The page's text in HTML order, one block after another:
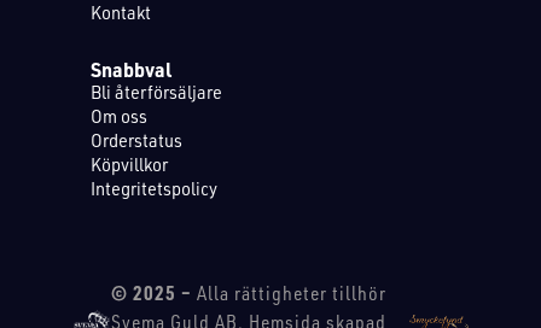
Kontakt
Snabbval
Bli återförsäljare
Om oss
Orderstatus
Köpvillkor
Integritetspolicy
© 2025 – Alla rättigheter tillhör
Svema Guld AB. Hemsida skapad